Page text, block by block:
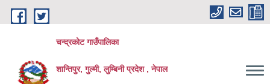
Skip to main content
चन्द्रकोट गाउँपालिका
शान्तिपुर, गुल्मी, लुम्बिनी प्रदेश , नेपाल